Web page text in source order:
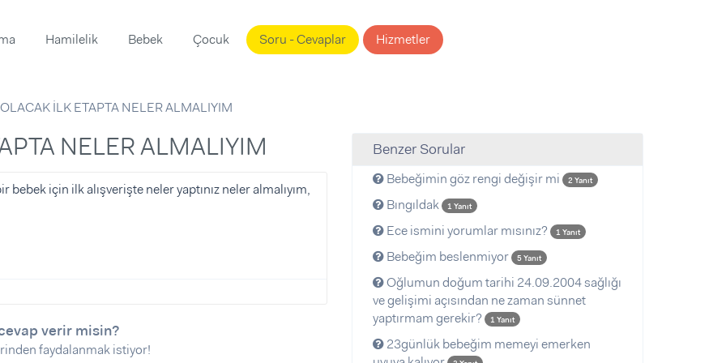
Hamilelik Bebek Çocuk Soru - Cevaplar Hizmetler
İLK ETAPTA NELER ALMALIYIM
NELER ALMALIYIM
için ilk alışverişte neler yaptınız neler almalıyım,
verir misin?
faydalanmak istiyor!
Benzer Sorular
Bebeğimin göz rengi değişir mi 2 Yanıt
Bıngıldak 1 Yanıt
Ece ismini yorumlar mısınız? 1 Yanıt
Bebeğim beslenmiyor 5 Yanıt
Oğlumun doğum tarihi 24.09.2004 sağlığı
ve gelişimi açısından ne zaman sünnet
yaptırmam gerekir?
1 Yanıt
23günlük bebeğim memeyi emerken